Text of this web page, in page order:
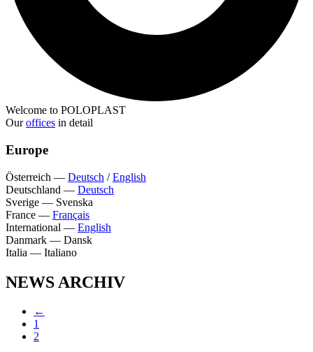
Welcome to POLOPLAST
Ouroffices in detail
Europe
Österreich — Deutsch /English
Deutschland — Deutsch
Sverige — Svenska
France — Français
International — English
Danmark — Dansk
Italia — Italiano
NEWS ARCHIV
←
1
2